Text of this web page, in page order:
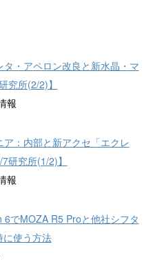
タ・アペロン改良と新水晶・マ
究所(2/2)】
報
ア：内部と新アクセ「エクレ
研究所(1/2)】
報
6でMOZA R5 Proと他社シフタ
に使う方法